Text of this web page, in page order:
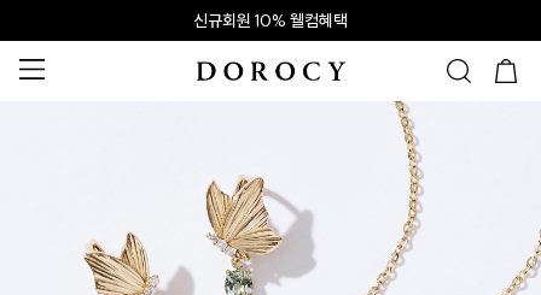
신규회원 10% 웰컴혜택